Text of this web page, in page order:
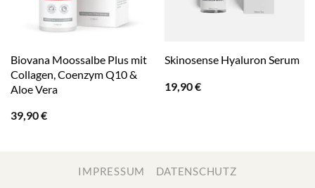
Biovana Moossalbe Plus mit
Collagen, Coenzym Q10 &
Aloe Vera
39,90€
Skinosense Hyaluron Serum
19,90€
IMPRESSUM DATENSCHUTZ